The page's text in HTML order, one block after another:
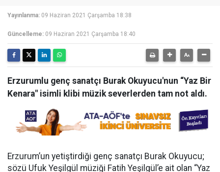
Yayınlanma: 09 Haziran 2021 Çarşamba 18:38
Güncelleme: 09 Haziran 2021 Çarşamba 18:40
Erzurumlu genç sanatçı Burak Okuyucu'nun “Yaz Bir
Kenara" isimli klibi müzik severlerden tam not aldı.
Erzurum’un yetiştirdiği genç sanatçı Burak Okuyucu;
sözü Ufuk Yeşilgül müziği Fatih Yeşilgül’e ait olan “Yaz